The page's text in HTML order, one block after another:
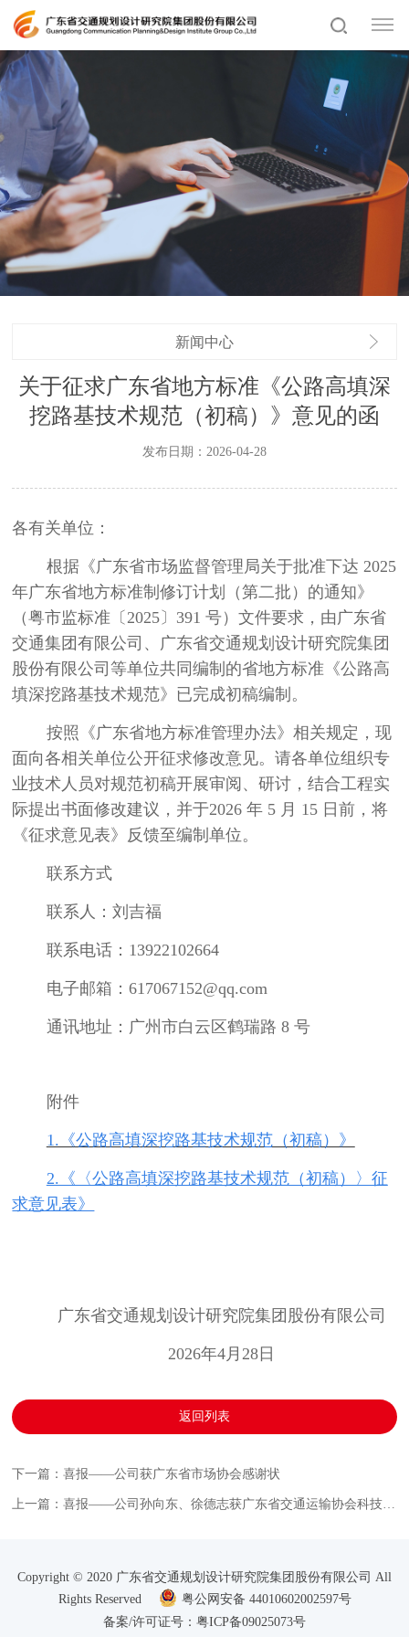
新闻中心
关于征求广东省地方标准《公路高填深
挖路基技术规范（初稿）》意见的函
发布日期：2026-04-28
各有关单位：
根据《广东省市场监督管理局关于批准下达 2025
年广东省地方标准制修订计划（第二批）的通知》
（粤市监标准〔2025 〕 391号）文件要求，由广东省
交通集团有限公司、广东省交通规划设计研究院集团
股份有限公司等单位共同编制的省地方标准《公路高
填深挖路基技术规范》已完成初稿编制。
按照《广东省地方标准管理办法》相关规定，现
面向各相关单位公开征求修改意见。请各单位组织专
业技术人员对规范初稿开展审阅、研讨，结合工程实
际提出书面修改建议，并于2026年 5 月 15 日前，将
《征求意见表》反馈至编制单位。
联系方式
联系人：刘吉福
联系电话： 13922102664
电子邮箱： 617067152@qq.com
通讯地址：广州市白云区鹤瑞路 8 号
附件
1.《公路高填深挖路基技术规范（初稿）》
2.《〈公路高填深挖路基技术规范（初稿）〉征
求意见表》
广东省交通规划设计研究院集团股份有限公司
2026年4月28 日
返回列表
下一篇：喜报——公司获广东省市场协会感谢状
上一篇：喜报——公司孙向东、徐德志获广东省交通运输协会科技英才人物奖，贺佐跃获科技创新青年奖
Copyright © 2020 广东省交通规划设计研究院集团股份有限公司 All
Rights Reserved
粤公网安备 44010602002597号
备案/许可证号：粤ICP备09025073号